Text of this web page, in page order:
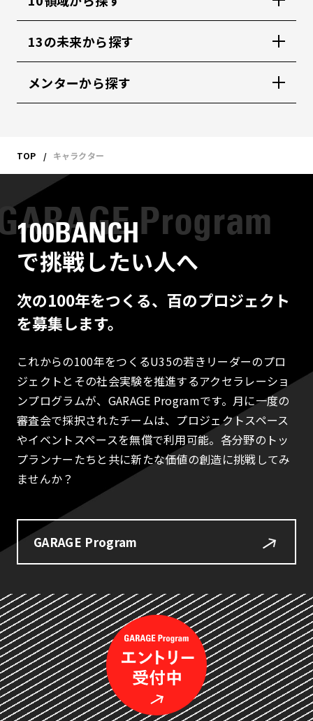
13の未来から探す
メンターから探す
TOP キャラクター
100BANCH
で挑戦したい人へ
次の100年をつくる、百のプロジェクト
を募集します。
これからの100年をつくるU35の若きリーダーのプロ
ジェクトとその社会実験を推進するアクセラレーショ
ンプログラムが、GARAGE Programです。月に一度の
審査会で採択されたチームは、プロジェクトスペース
やイベントスペースを無償で利用可能。各分野のトッ
プランナーたちと共に新たな価値の創造に挑戦してみ
ませんか？
GARAGE Program